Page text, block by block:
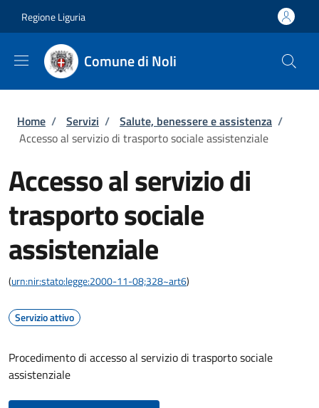
Regione Liguria
Comune di Noli
Briciole di pane
Home / Servizi / Salute, benessere e assistenza /
Accesso al servizio di trasporto sociale assistenziale
Accesso al servizio di
trasporto sociale
assistenziale
(urn:nir:stato:legge:2000-11-08;328~art6)
Servizio attivo
Procedimento di accesso al servizio di trasporto sociale
assistenziale